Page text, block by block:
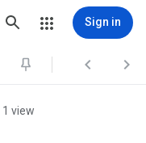
Sign in
 
1 view